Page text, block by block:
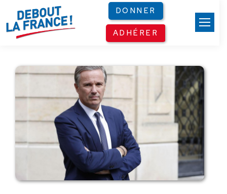
DONNER
ADHÉRER
Panneau de gestion des cookies